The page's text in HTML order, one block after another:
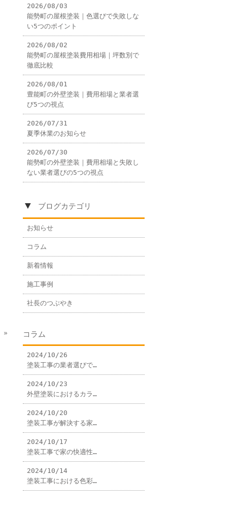
»
2026/08/03
能勢町の屋根塗装｜色選びで失敗しな
い5つのポイント
2026/08/02
能勢町の屋根塗装費用相場｜坪数別で
徹底比較
2026/08/01
豊能町の外壁塗装｜費用相場と業者選
び5つの視点
2026/07/31
夏季休業のお知らせ
2026/07/30
能勢町の外壁塗装｜費用相場と失敗し
ない業者選びの5つの視点
▼ ブログカテゴリ
お知らせ
コラム
新着情報
施工事例
社長のつぶやき
コラム
2024/10/26
塗装工事の業者選びで…
2024/10/23
外壁塗装におけるカラ…
2024/10/20
塗装工事が解決する家…
2024/10/17
塗装工事で家の快適性…
2024/10/14
塗装工事における色彩…